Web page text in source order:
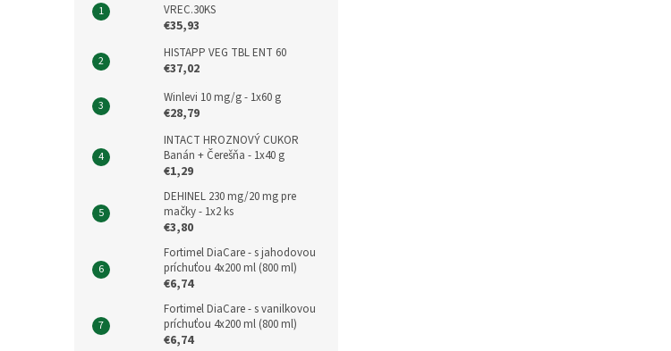
VREC.30KS
€35,93
HISTAPP VEG TBL ENT 60
€37,02
Winlevi 10 mg/g - 1x60 g
€28,79
INTACT HROZNOVÝ CUKOR
Banán + Čerešňa - 1x40 g
€1,29
DEHINEL 230 mg/20 mg pre
mačky - 1x2 ks
€3,80
Fortimel DiaCare - s jahodovou
príchuťou 4x200 ml (800 ml)
€6,74
Fortimel DiaCare - s vanilkovou
príchuťou 4x200 ml (800 ml)
€6,74